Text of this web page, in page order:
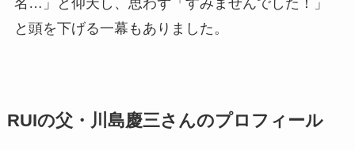
と頭を下げる一幕もありました。
RUIの父・川島慶三さんのプロフィール